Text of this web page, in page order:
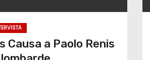
Causa a Paolo Renis